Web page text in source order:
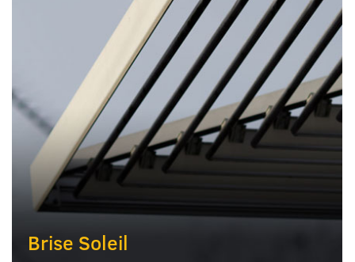
Brise Soleil